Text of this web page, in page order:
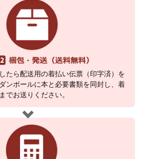
たら配送用の着払い伝票（印字済）を
ンボールに本と必要書類を同封し、着
でお送りください。